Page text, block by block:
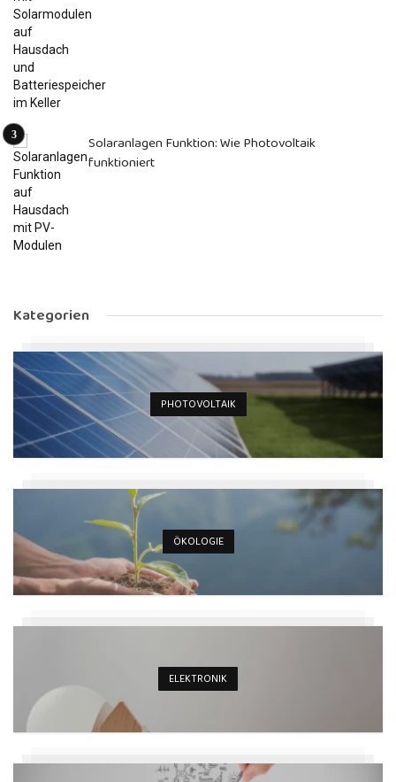
Solaranlagen Funktion: Wie Photovoltaik
funktioniert
Kategorien
PHOTOVOLTAIK
ÖKOLOGIE
ELEKTRONIK